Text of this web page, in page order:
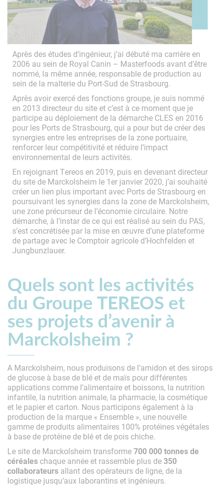
Après des études d’ingénieur, j’ai débuté ma carrière en
2006 au sein de Royal Canin – Masterfoods avant d’être
nommé, la même année, responsable de production au
sein de la malterie du Port-Sud de Strasbourg.
Après avoir exercé des fonctions groupe, je suis nommé
en 2013 directeur du site et c’est à ce moment que je
participe au déploiement de la démarche CLES en 2016
pour les Ports de Strasbourg, qui a pour but de créer des
synergies entre les entreprises de la zone portuaire,
renforcer leur compétitivité et réduire l’impact
environnemental de leurs activités.
En rejoignant Tereos en 2019, puis en devenant directeur
du site de Marckolsheim le 1er janvier 2020, j’ai souhaité
créer un lien plus important avec Ports de Strasbourg en
poursuivant les synergies dans la zone de Marckolsheim,
une zone précurseur de l’économie circulaire. Notre
démarche, à l’instar de ce qui est réalisé au sein du PAS,
s’est concrétisée par la mise en œuvre d’une plateforme
de partage avec le Comptoir agricole d’Hochfelden et
Jungbunzlauer.
Quels sont les activités
du Groupe TEREOS et
ses projets d’avenir à
Marckolsheim ?
A Marckolsheim, nous produisons de l’amidon et des sirops
de glucose à base de blé et de maïs pour différentes
applications comme l’alimentaire et boissons, la nutrition
infantile, la nutrition animale, la pharmacie, la cosmétique
et le papier et carton. Nous participons également à la
production de la marque « Ensemble », une nouvelle
gamme de produits alimentaires 100% protéines végétales
à base de protéine de blé et de pois chiche.
Le site de Marckolsheim transforme700 000 tonnes de
céréaleschaque année et rassemble plus de350
collaborateurs allant des opérateurs de ligne, de la
logistique jusqu’aux laborantins et ingénieurs.